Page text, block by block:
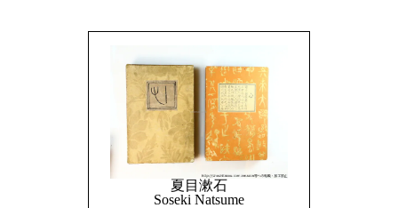
夏目漱石
Soseki Natsume